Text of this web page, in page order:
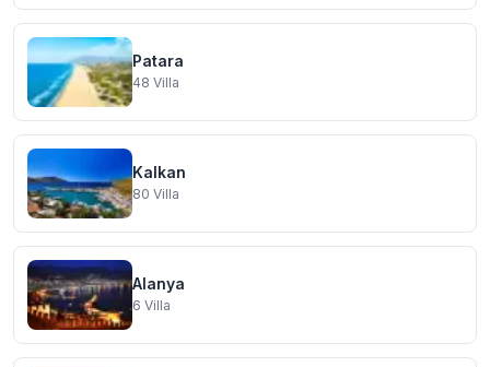
Patara
48 Villa
Kalkan
80 Villa
Alanya
6 Villa